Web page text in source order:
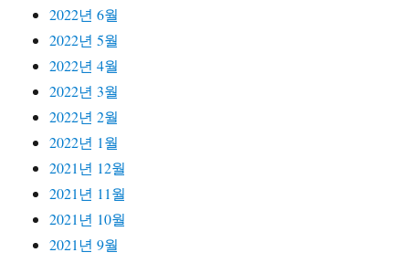
2022년 6월
2022년 5월
2022년 4월
2022년 3월
2022년 2월
2022년 1월
2021년 12월
2021년 11월
2021년 10월
2021년 9월